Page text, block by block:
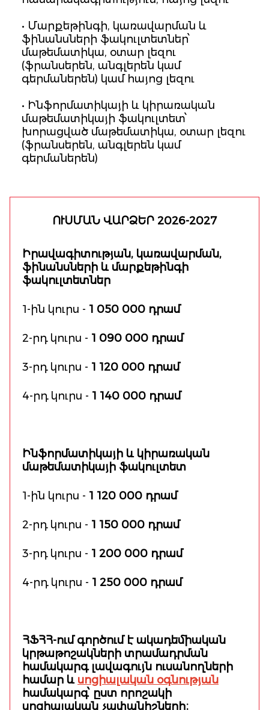
• Մարքեթինգի, կառավարման և
ֆինանսների ֆակուլտետներ՝
մաթեմատիկա, օտար լեզու
(ֆրանսերեն, անգլերեն կամ
գերմաներեն) կամ հայոց լեզու
• Ինֆորմատիկայի և կիրառական
մաթեմատիկայի ֆակուլտետ՝
խորացված մաթեմատիկա, օտար լեզու
(ֆրանսերեն, անգլերեն կամ
գերմաներեն)
ՈՒՍՄԱՆ ՎԱՐՁԵՐ 2026-2027
Իրավագիտության, կառավարման,
ֆինանսների և մարքեթինգի
ֆակուլտետներ
1-ին կուրս - 1 050 000 դրամ
2-րդ կուրս - 1 090 000 դրամ
3-րդ կուրս - 1 120 000 դրամ
4-րդ կուրս - 1 140 000 դրամ
Ինֆորմատիկայի և կիրառական
մաթեմատիկայի ֆակուլտետ
1-ին կուրս - 1 120 000 դրամ
2-րդ կուրս - 1 150 000 դրամ
3-րդ կուրս - 1 200 000 դրամ
4-րդ կուրս - 1 250 000 դրամ
ՀՖՀՀ-ում գործում է ակադեմիական
կրթաթոշակների տրամադրման
համակարգ լավագույն ուսանողների
համար և սոցիալական օգնության
համակարգ՝ ըստ որոշակի
սոցիալական չափանիշների։